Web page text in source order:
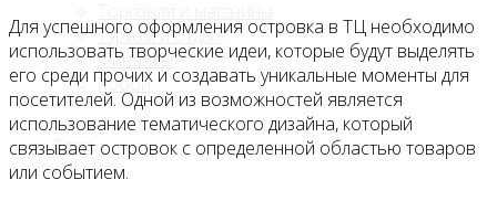
Туризм и отдых
Финансы
Хобби
Блог
Для успешного оформления островка в ТЦ необходимо
использовать творческие идеи, которые будут выделять
его среди прочих и создавать уникальные моменты для
посетителей. Одной из возможностей является
использование тематического дизайна, который
связывает островок с определенной областью товаров
или событием.